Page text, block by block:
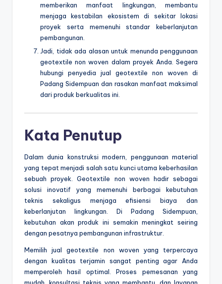
memberikan manfaat lingkungan, membantu
menjaga kestabilan ekosistem di sekitar lokasi
proyek serta memenuhi standar keberlanjutan
pembangunan.
Jadi, tidak ada alasan untuk menunda penggunaan
geotextile non woven dalam proyek Anda. Segera
hubungi penyedia jual geotextile non woven di
Padang Sidempuan dan rasakan manfaat maksimal
dari produk berkualitas ini.
Kata Penutup
Dalam dunia konstruksi modern, penggunaan material
yang tepat menjadi salah satu kunci utama keberhasilan
sebuah proyek. Geotextile non woven hadir sebagai
solusi inovatif yang memenuhi berbagai kebutuhan
teknis sekaligus menjaga efisiensi biaya dan
keberlanjutan lingkungan. Di Padang Sidempuan,
kebutuhan akan produk ini semakin meningkat seiring
dengan pesatnya pembangunan infrastruktur.
Memilih jual geotextile non woven yang terpercaya
dengan kualitas terjamin sangat penting agar Anda
memperoleh hasil optimal. Proses pemesanan yang